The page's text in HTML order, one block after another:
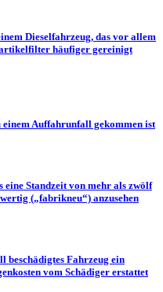
Dieselfahrzeug, das vor allem
häufiger gereinigt
einem Auffahrunfall gekommen ist
eine Standzeit von mehr als zwölf
(„fabrikneu“) anzusehen
beschädigtes Fahrzeug ein
vom Schädiger erstattet